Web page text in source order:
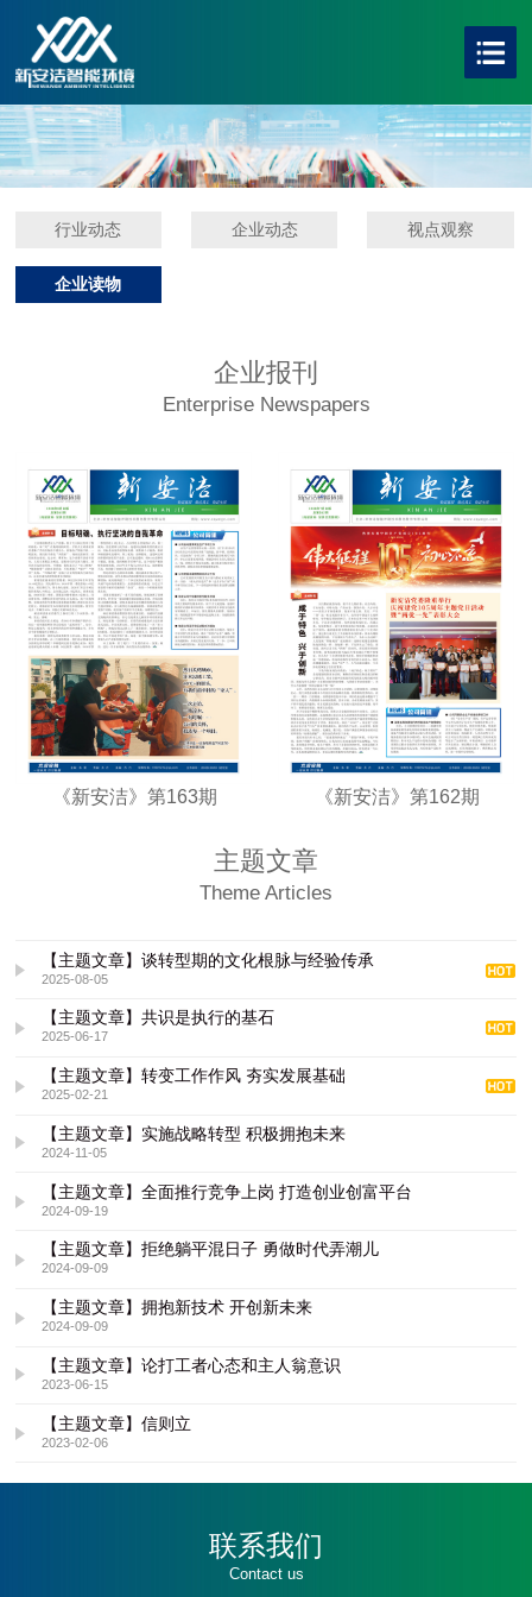
行业动态 企业动态 视点观察
企业读物
企业报刊
Enterprise Newspapers
《新安洁》第163期 《新安洁》第162期
主题文章
Theme Articles
【主题文章】谈转型期的文化根脉与经验传承
2025-08-05
【主题文章】共识是执行的基石
2025-06-17
【主题文章】转变工作作风 夯实发展基础
2025-02-21
【主题文章】实施战略转型 积极拥抱未来
2024-11-05
【主题文章】全面推行竞争上岗 打造创业创富平台
2024-09-19
【主题文章】拒绝躺平混日子 勇做时代弄潮儿
2024-09-09
【主题文章】拥抱新技术 开创新未来
2024-09-09
【主题文章】论打工者心态和主人翁意识
2023-06-15
【主题文章】信则立
2023-02-06
联系我们
Contact us